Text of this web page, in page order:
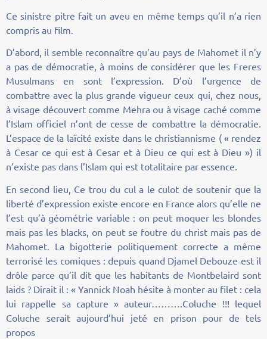
Ce sinistre pitre fait un aveu en même temps qu’il n’a rien
compris au film.
D’abord, il semble reconnaître qu’au pays de Mahomet il n’y
a pas de démocratie, à moins de considérer que les Freres
Musulmans en sont l’expression. D’où l’urgence de
combattre avec la plus grande vigueur ceux qui, chez nous,
à visage découvert comme Mehra ou à visage caché comme
l’Islam officiel n’ont de cesse de combattre la démocratie.
L’espace de la laïcité existe dans le christiannisme ( « rendez
à Cesar ce qui est à Cesar et à Dieu ce qui est à Dieu ») il
n’existe pas dans l’Islam qui est totalitaire par essence.
En second lieu, Ce trou du cul a le culot de soutenir que la
liberté d’expression existe encore en France alors qu’elle ne
l’est qu’à géométrie variable : on peut moquer les blondes
mais pas les blacks, on peut se foutre du christ mais pas de
Mahomet. La bigotterie politiquement correcte a même
terrorisé les comiques : depuis quand Djamel Debouze est il
drôle parce qu’il dit que les habitants de Montbelaird sont
laids ? Dirait il : « Yannick Noah hésite à monter au filet : cela
lui rappelle sa capture » auteur……….Coluche !!! lequel
Coluche serait aujourd’hui jeté en prison pour de tels
propos